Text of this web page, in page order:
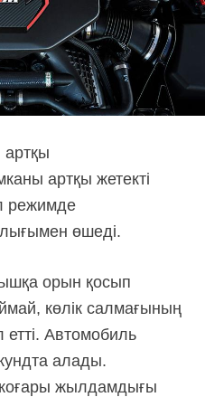
артқы
артқы жетекті
режимде
өшеді.
орын қосып
көлік салмағының
Автомобиль
алады.
жоғары жылдамдығы